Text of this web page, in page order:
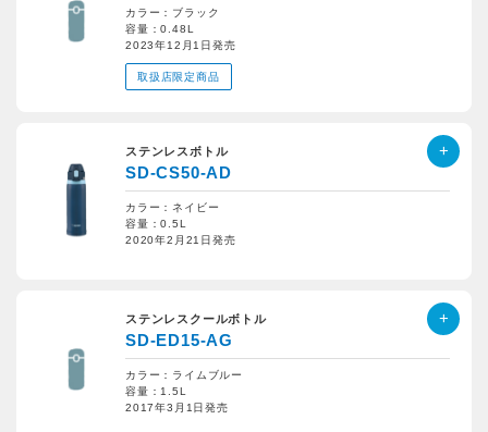
カラー：ブラック
容量：0.48L
2023年12月1日発売
取扱店限定商品
ステンレスボトル
SD-CS50-AD
カラー：ネイビー
容量：0.5L
2020年2月21日発売
ステンレスクールボトル
SD-ED15-AG
カラー：ライムブルー
容量：1.5L
2017年3月1日発売